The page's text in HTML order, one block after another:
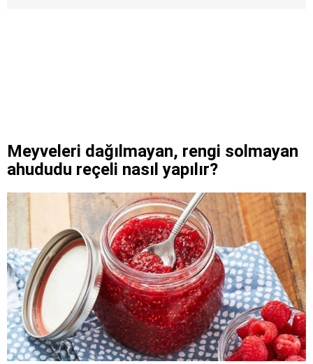
Meyveleri dağılmayan, rengi solmayan
ahududu reçeli nasıl yapılır?